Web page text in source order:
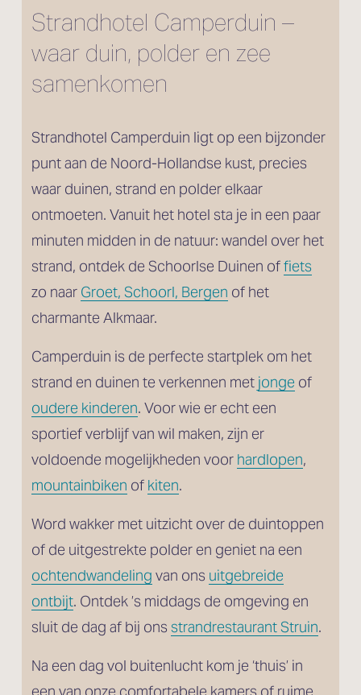
Strandhotel Camperduin –
waar duin, polder en zee
samenkomen
Strandhotel Camperduin ligt op een bijzonder
punt aan de Noord-Hollandse kust, precies
waar duinen, strand en polder elkaar
ontmoeten. Vanuit het hotel sta je in een paar
minuten midden in de natuur: wandel over het
strand, ontdek de Schoorlse Duinen of fiets
zo naar Groet, Schoorl, Bergen of het
charmante Alkmaar.
Camperduin is de perfecte startplek om het
strand en duinen te verkennen met jonge of
oudere kinderen. Voor wie er echt een
sportief verblijf van wil maken, zijn er
voldoende mogelijkheden voor hardlopen
mountainbiken of kiten.
Word wakker met uitzicht over de duintoppen
ochtendwandeling van ons uitgebreide
ontbijt. Ontdek ’s middags de omgeving en
sluit de dag af bij ons strandrestaurant Struin.
Na een dag vol buitenlucht kom je ‘thuis’ in